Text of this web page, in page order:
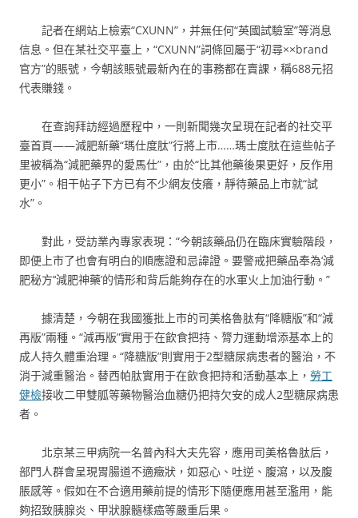
記者在網站上檢索“CXUNN”，并無任何“英國試驗室”等消息
信息。但在某社交平臺上，“CXUNN”詞條回屬于“初尋××brand
官方”的賬號，今朝該賬號最新內在的事務都在賣課，稱688元招
代表賺錢。
在查詢拜訪經過歷程中，一則新聞幾次呈現在記者的社交平
臺首頁——減肥新藥“瑪仕度肽”行將上市……瑪士度肽在這些帖子
里被稱為“減肥藥界的愛馬仕”，由於“比其他藥後果更好，反作用
更小”。相干帖子下方已有不少網友伎癢，靜待藥品上市就“試
水”。
對此，受訪業內專家表現：“今朝該藥品仍在臨床實驗階段，
即便上市了也會有明白的順應證和忌諱證。要警戒把藥品奉為‘減
肥秘方’‘減肥神藥’的情形和背后能夠存在的水軍火上加油行動。”
據清楚，今朝在我國獲批上市的司美格魯肽有“降糖版”和“減
再版”兩種。“減再版”實用于在飲食把持、膂力運動增添基本上的
成人持久體重治理。“降糖版”則實用于2型糖尿病患者的醫治，不
消于減重醫治。替西帕肽實用于在飲食把持和活動基本上， 勞工
健檢接收二甲雙胍等藥物醫治血糖仍把持欠安的成人2型糖尿病患
者。
北京某三甲病院一名普內科大夫先容，應用司美格魯肽后，
部門人群會呈現胃腸道不適癥狀，如惡心、吐逆、腹瀉，以及腹
脹感等。假如在不合適用藥前提的情形下隨便應用甚至濫用，能
夠招致胰腺炎、甲狀腺髓樣癌等嚴重后果。